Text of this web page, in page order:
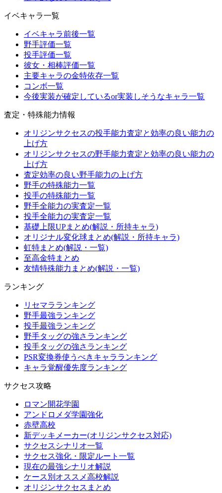
イベキャラ一覧
イベキャラ前後一覧
野手評価一覧
投手評価一覧
彼女・相棒評価一覧
主要キャラの金特依存一覧
コンボ一覧
今後実装が確定しているor実装しそうなキャラ一覧
査定・特殊能力情報
オリジンサクセスの投手能力査定と効率の良い能力の
上げ方
オリジンサクセスの野手能力査定と効率の良い能力の
上げ方
査定効率の良い野手能力の上げ方
野手の特殊能力一覧
投手の特殊能力一覧
野手全能力の実査定一覧
投手全能力の実査定一覧
基礎上限UPまとめ(解説・所持キャラ)
オリジナル変化球まとめ(解説・所持キャラ)
虹特まとめ(解説・一覧)
至高金特まとめ
友情特殊能力まとめ(解説・一覧)
ランキング
リセマラランキング
野手最強ランキング
投手最強ランキング
野手タッグの強さランキング
投手タッグの強さランキング
PSR変換券使うべきキャラランキング
キャラ覚醒優先度ランキング
サクセス攻略
ロマン開花学園
アンドロメダ学園強化
赤壁高校
新デッキメーカー(オリジンサクセス対応)
サクセスシナリオ一覧
サクセス強化・限定ルート一覧
現在の最強シナリオ解説
ケース別オススメ高校解説
オリジンサクセスまとめ